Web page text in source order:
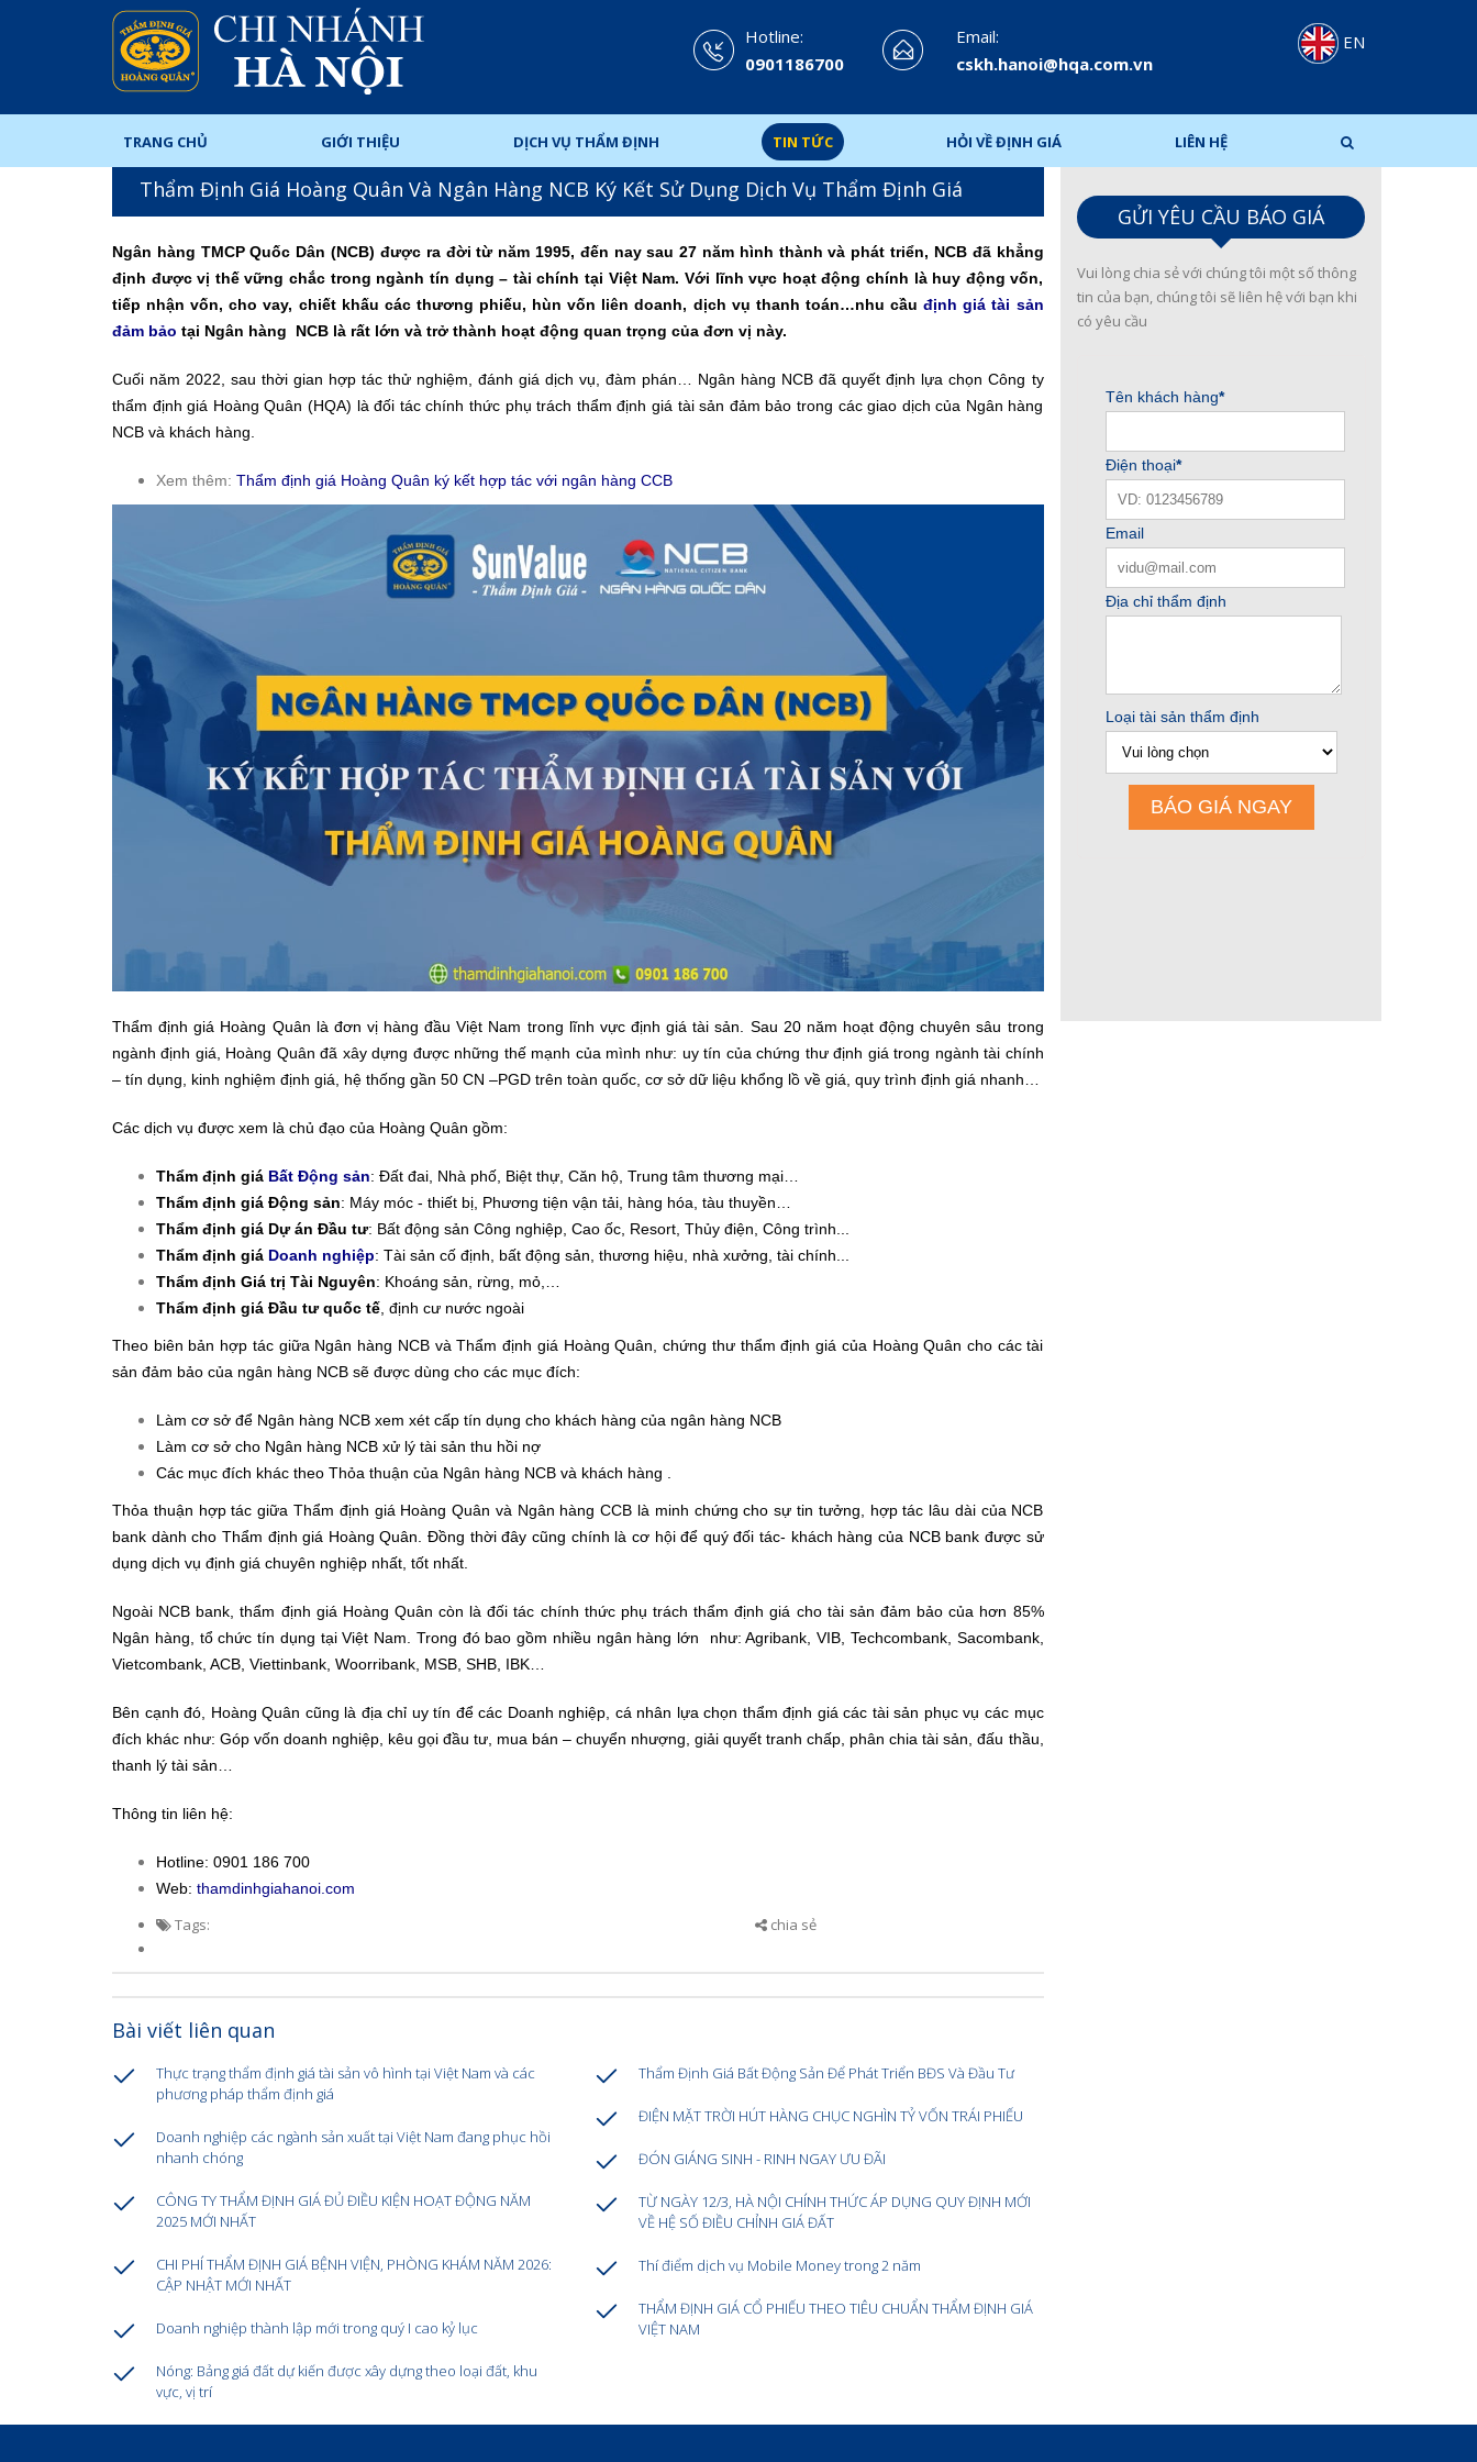
Hotline:
0901186700
Email:
cskh.hanoi@hqa.com.vn
EN
TRANG CHỦ GIỚI THIỆU DỊCH VỤ THẨM ĐỊNH TIN TỨC HỎI VỀ ĐỊNH GIÁ LIÊN HỆ
Thẩm Định Giá Hoàng Quân Và Ngân Hàng NCB Ký Kết Sử Dụng Dịch Vụ Thẩm Định Giá
Ngân hàng TMCP Quốc Dân (NCB) được ra đời từ năm 1995, đến nay sau 27 năm hình thành và phát triển, NCB đã khẳng
định được vị thế vững chắc trong ngành tín dụng – tài chính tại Việt Nam. Với lĩnh vực hoạt động chính là huy động vốn,
tiếp nhận vốn, cho vay, chiết khấu các thương phiếu, hùn vốn liên doanh, dịch vụ thanh toán…nhu cầuđịnh giátài sản
đảm bảo tại Ngân hàng NCB là rất lớn và trở thành hoạt động quan trọng của đơn vị này.
Cuối năm 2022, sau thời gian hợp tác thử nghiệm, đánh giá dịch vụ, đàm phán… Ngân hàng NCB đã quyết định lựa chọn Công ty
thẩm định giá Hoàng Quân (HQA) là đối tác chính thức phụ trách thẩm định giá tài sản đảm bảo trong các giao dịch của Ngân hàng
NCB và khách hàng.
Xem thêm: Thẩm định giá Hoàng Quân ký kết hợp tác với ngân hàng CCB
Thẩm định giá Hoàng Quân là đơn vị hàng đầu Việt Nam trong lĩnh vực định giá tài sản. Sau 20 năm hoạt động chuyên sâu trong
ngành định giá, Hoàng Quân đã xây dựng được những thế mạnh của mình như: uy tín của chứng thư định giá trong ngành tài chính
– tín dụng, kinh nghiệm định giá, hệ thống gần 50 CN –PGD trên toàn quốc, cơ sở dữ liệu khổng lồ về giá, quy trình định giá nhanh…
Các dịch vụ được xem là chủ đạo của Hoàng Quân gồm:
Thẩm định giá Bất Động sản: Đất đai, Nhà phố, Biệt thự, Căn hộ, Trung tâm thương mại…
Thẩm định giá Động sản: Máy móc - thiết bị, Phương tiện vận tải, hàng hóa, tàu thuyền…
Thẩm định giá Dự án Đầu tư: Bất động sản Công nghiệp, Cao ốc, Resort, Thủy điện, Công trình...
Thẩm định giá Doanh nghiệp: Tài sản cố định, bất động sản, thương hiệu, nhà xưởng, tài chính...
Thẩm định Giá trị Tài Nguyên: Khoáng sản, rừng, mỏ,…
Thẩm định giá Đầu tư quốc tế , định cư nước ngoài
Theo biên bản hợp tác giữa Ngân hàng NCB và Thẩm định giá Hoàng Quân, chứng thư thẩm định giá của Hoàng Quân cho các tài
sản đảm bảo của ngân hàng NCB sẽ được dùng cho các mục đích:
Làm cơ sở để Ngân hàng NCB xem xét cấp tín dụng cho khách hàng của ngân hàng NCB
Làm cơ sở cho Ngân hàng NCB xử lý tài sản thu hồi nợ
Các mục đích khác theo Thỏa thuận của Ngân hàng NCB và khách hàng .
Thỏa thuận hợp tác giữa Thẩm định giá Hoàng Quân và Ngân hàng CCB là minh chứng cho sự tin tưởng, hợp tác lâu dài của NCB
bank dành cho Thẩm định giá Hoàng Quân. Đồng thời đây cũng chính là cơ hội để quý đối tác- khách hàng của NCB bank được sử
dụng dịch vụ định giá chuyên nghiệp nhất, tốt nhất.
Ngoài NCB bank, thẩm định giá Hoàng Quân còn là đối tác chính thức phụ trách thẩm định giá cho tài sản đảm bảo của hơn 85%
Ngân hàng, tổ chức tín dụng tại Việt Nam. Trong đó bao gồm nhiều ngân hàng lớn như: Agribank, VIB, Techcombank, Sacombank,
Vietcombank, ACB, Viettinbank, Woorribank, MSB, SHB, IBK…
Bên cạnh đó, Hoàng Quân cũng là địa chỉ uy tín để các Doanh nghiệp, cá nhân lựa chọn thẩm định giá các tài sản phục vụ các mục
đích khác như: Góp vốn doanh nghiệp, kêu gọi đầu tư, mua bán – chuyển nhượng, giải quyết tranh chấp, phân chia tài sản, đấu thầu,
thanh lý tài sản…
Thông tin liên hệ:
Hotline: 0901 186 700
Web: thamdinhgiahanoi.com
Tags: chia sẻ
Bài viết liên quan
Thực trạng thẩm định giá tài sản vô hình tại Việt Nam và các
phương pháp thẩm định giá
Doanh nghiệp các ngành sản xuất tại Việt Nam đang phục hồi
nhanh chóng
CÔNG TY THẨM ĐỊNH GIÁ ĐỦ ĐIỀU KIỆN HOẠT ĐỘNG NĂM
2025 MỚI NHẤT
CHI PHÍ THẨM ĐỊNH GIÁ BỆNH VIỆN, PHÒNG KHÁM NĂM 2026:
CẬP NHẬT MỚI NHẤT
Doanh nghiệp thành lập mới trong quý I cao kỷ lục
Nóng: Bảng giá đất dự kiến được xây dựng theo loại đất, khu
vực, vị trí
Thẩm Định Giá Bất Động Sản Để Phát Triển BĐS Và Đầu Tư
ĐIỆN MẶT TRỜI HÚT HÀNG CHỤC NGHÌN TỶ VỐN TRÁI PHIẾU
ĐÓN GIÁNG SINH - RINH NGAY ƯU ĐÃI
TỪ NGÀY 12/3, HÀ NỘI CHÍNH THỨC ÁP DỤNG QUY ĐỊNH MỚI
VỀ HỆ SỐ ĐIỀU CHỈNH GIÁ ĐẤT
Thí điểm dịch vụ Mobile Money trong 2 năm
THẨM ĐỊNH GIÁ CỔ PHIẾU THEO TIÊU CHUẨN THẨM ĐỊNH GIÁ
VIỆT NAM
GỬI YÊU CẦU BÁO GIÁ
Vui lòng chia sẻ với chúng tôi một số thông
tin của bạn, chúng tôi sẽ liên hệ với bạn khi
có yêu cầu